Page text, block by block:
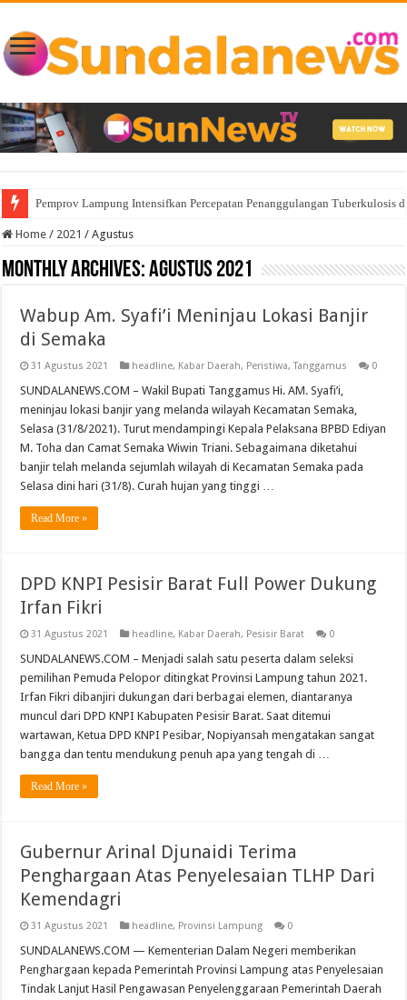
Pemprov Lampung Intensifkan Percepatan Penanggulangan Tuberkulosis
Home / 2021 / Agustus
Monthly Archives:Agustus 2021
Wabup Am. Syafi’i Meninjau Lokasi Banjir
di Semaka
31 Agustus 2021 headline, Kabar Daerah, Peristiwa,Tanggamus 0
SUNDALANEWS.COM – Wakil Bupati Tanggamus Hi. AM. Syafi’i,
meninjau lokasi banjir yang melanda wilayah Kecamatan Semaka,
Selasa (31/8/2021). Turut mendampingi Kepala Pelaksana BPBD Ediyan
M. Toha dan Camat Semaka Wiwin Triani. Sebagaimana diketahui
banjir telah melanda sejumlah wilayah di Kecamatan Semaka pada
Selasa dini hari (31/8). Curah hujan yang tinggi …
Read More »
DPD KNPI Pesisir Barat Full Power Dukung
Irfan Fikri
31 Agustus 2021 headline, Kabar Daerah, Pesisir Barat 0
SUNDALANEWS.COM – Menjadi salah satu peserta dalam seleksi
pemilihan Pemuda Pelopor ditingkat Provinsi Lampung tahun 2021.
Irfan Fikri dibanjiri dukungan dari berbagai elemen, diantaranya
muncul dari DPD KNPI Kabupaten Pesisir Barat. Saat ditemui
wartawan, Ketua DPD KNPI Pesibar, Nopiyansah mengatakan sangat
bangga dan tentu mendukung penuh apa yang tengah di …
Read More »
Gubernur Arinal Djunaidi Terima
Penghargaan Atas Penyelesaian TLHP Dari
Kemendagri
31 Agustus 2021 headline, Provinsi Lampung 0
SUNDALANEWS.COM — Kementerian Dalam Negeri memberikan
Penghargaan kepada Pemerintah Provinsi Lampung atas Penyelesaian
Tindak Lanjut Hasil Pengawasan Penyelenggaraan Pemerintah Daerah